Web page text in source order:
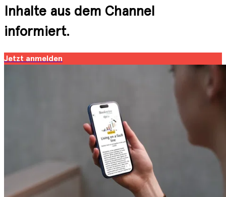
Inhalte aus dem Channel
informiert.